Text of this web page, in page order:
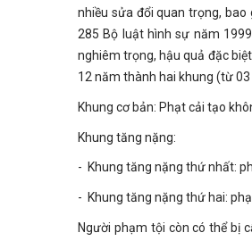
nhiều sửa đổi quan trọng,
285 Bộ luật hình sự năm
nghiêm trọng, hậu quả đặc
12 năm thành hai khung (từ
Khung cơ bản: Phạt cải tạo
Khung tăng nặng:
- Khung tăng nặng thứ nhất:
- Khung tăng nặng thứ hai:
Người phạm tội còn có thể bị